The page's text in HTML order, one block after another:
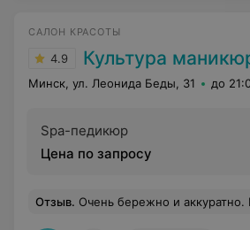
САЛОН КРАСОТЫ
4.9 Культура
Минск, ул. Леонида Беды, 31 до
Spa-педикюр
Цена по запросу
Отзыв. Очень бережно и аккуратно. Мне было сложно